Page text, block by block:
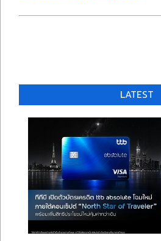
LATEST